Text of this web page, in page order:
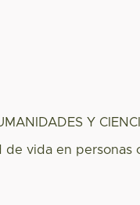
Y
de vida en personas